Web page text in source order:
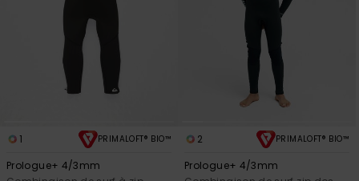
1 PRIMALOFT® BIO™
Prologue+ 4/3mm
2 PRIMALOFT® BIO™
Prologue+ 4/3mm